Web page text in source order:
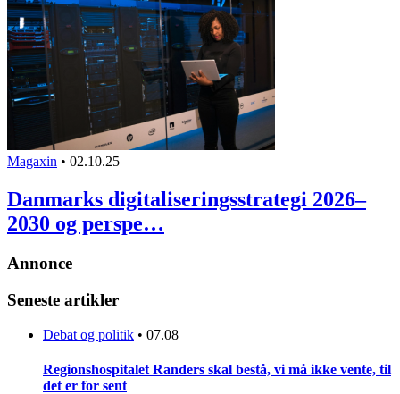
Magaxin • 02.10.25
Danmarks digitaliseringsstrategi 2026–
2030 og perspe…
Annonce
Seneste artikler
Debat og politik • 07.08
Regionshospitalet Randers skal bestå, vi må ikke vente, til
det er for sent